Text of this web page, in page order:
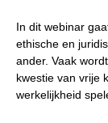
In dit webinar
ethische en
ander. Vaak
kwestie van vrije
werkelijkheid